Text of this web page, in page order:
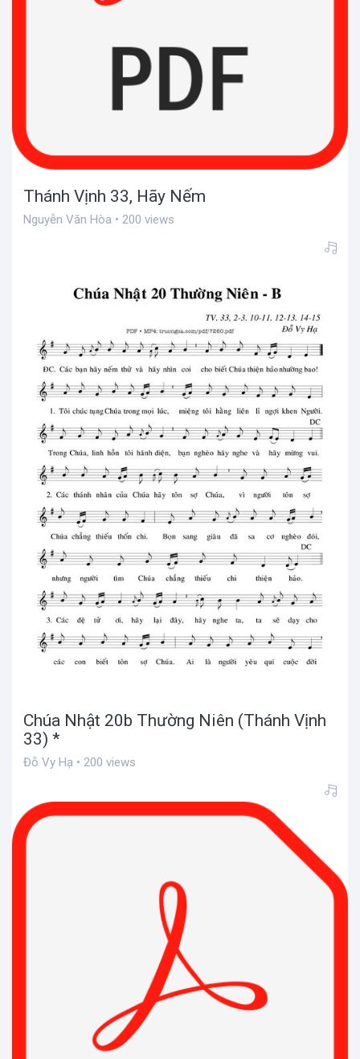
Thánh Vịnh 33, Hãy Nếm
Nguyễn Văn Hòa • 200 views
Chúa Nhật 20b Thường Niên (Thánh Vịnh
33) *
Đỗ Vy Hạ • 200 views